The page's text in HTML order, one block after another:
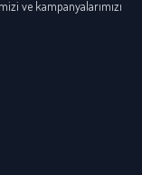
ve kampanyalarımızı